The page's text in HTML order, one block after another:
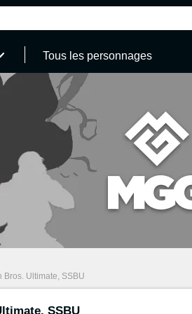
Tous les personnages
Bros. Ultimate, SSBU
SSBU